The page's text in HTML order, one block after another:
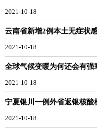
2021-10-18
云南省新增2例本土无症状
2021-10-18
全球气候变暖为何还会有
2021-10-18
宁夏银川一例外省返银核酸
2021-10-18